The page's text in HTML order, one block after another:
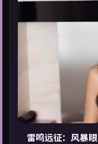
雷鸣远征：风暴眼